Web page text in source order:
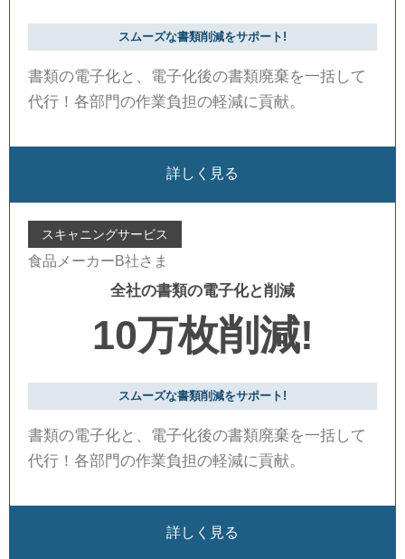
スムーズな書類削減をサポート!
書類の電子化と、電子化後の書類廃棄を一括して
代行！各部門の作業負担の軽減に貢献。
詳しく見る
スキャニングサービス
食品メーカーB社さま
全社の書類の電子化と削減
10万枚削減!
スムーズな書類削減をサポート!
書類の電子化と、電子化後の書類廃棄を一括して
代行！各部門の作業負担の軽減に貢献。
詳しく見る